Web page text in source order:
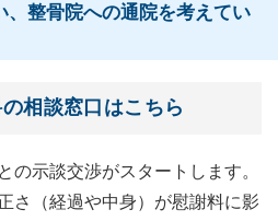
、整骨院への通院を考えてい
相談窓口はこちら
の示談交渉がスタートします。
さ（経過や中身）が慰謝料に影